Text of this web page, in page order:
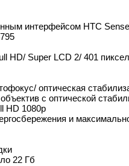
интерфейсом HTC Sense
HD/ Super LCD 2/ 401
оптическая
с оптической
HD 1080p
и
22 Гб